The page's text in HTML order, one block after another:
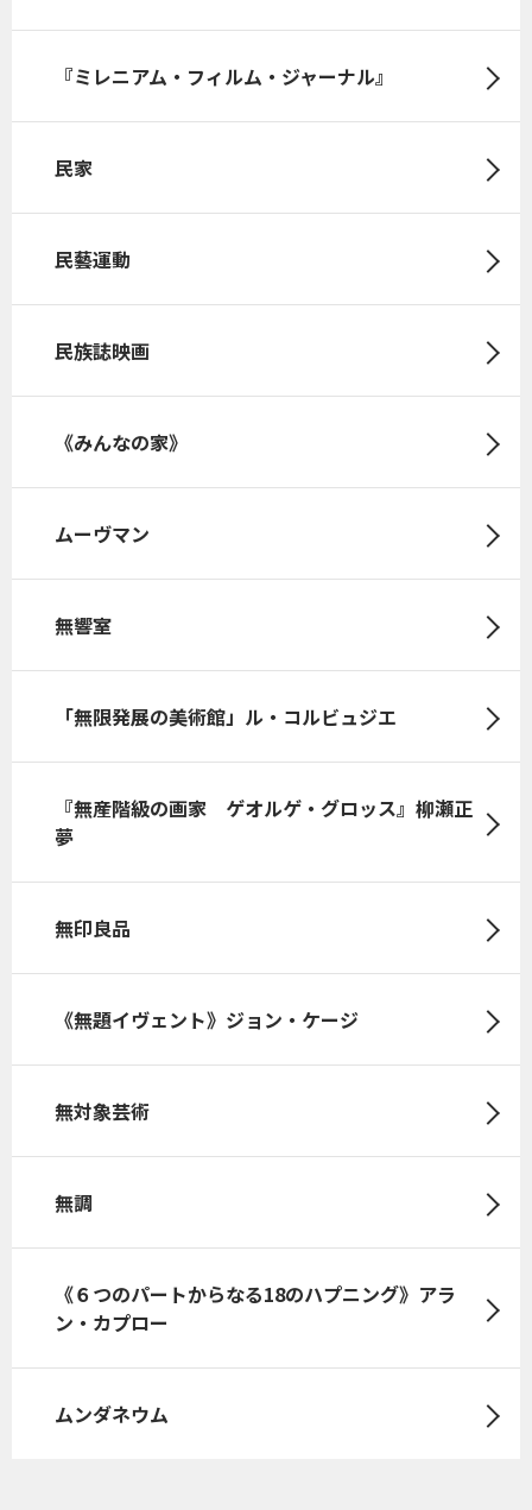
『ミレニアム・フィルム・ジャーナル』
民家
民藝運動
民族誌映画
《みんなの家》
ムーヴマン
無響室
「無限発展の美術館」ル・コルビュジエ
『無産階級の画家 ゲオルゲ・グロッス』柳瀬正
夢
無印良品
《無題イヴェント》ジョン・ケージ
無対象芸術
無調
《６つのパートからなる18のハプニング》アラ
ン・カプロー
ムンダネウム